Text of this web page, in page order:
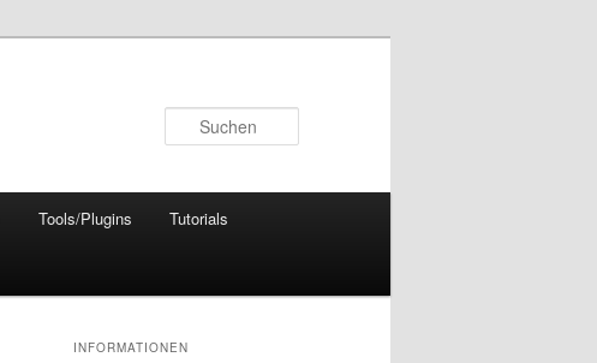
Tools/Plugins Tutorials
INFORMATIONEN